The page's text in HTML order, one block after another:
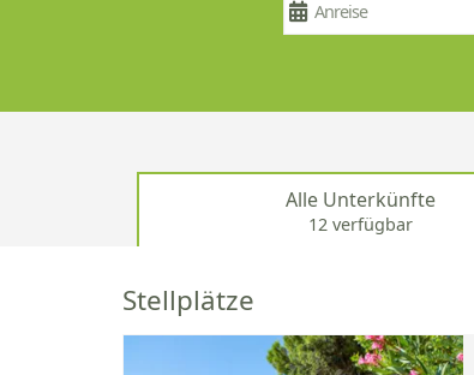
Alle Unterkünfte
12 verfügbar
Stellplätze